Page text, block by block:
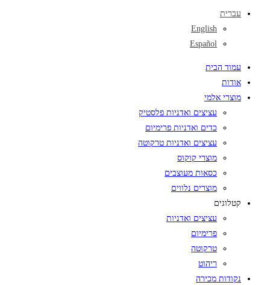
עברית
English
Español
עמוד הבית
אודות
מוצרי אלמי
עציצים ואדניות פלסטיק
כדים ואדניות פרימיום
עציצים ואדניות טרקוטה
מוצרי קוקוס
כסאות מעוצבים
מוצרים נלווים
קטלוגים
עציצים ואדניות
פרימיום
טרקוטה
ריהוט
נקודות מכירה